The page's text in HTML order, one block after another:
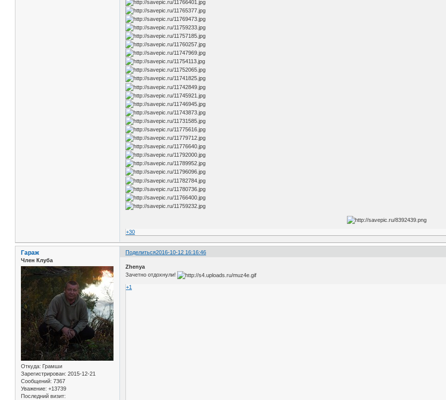
+30
Поделиться2016-10-12 16:16:46
Гараж
Член Клуба
Откуда: Грамши
Зарегистрирован: 2015-12-21
Сообщений: 7367
Уважение: +13739
Последний визит:
Zhenya
Зачетно отдохнули!
+1